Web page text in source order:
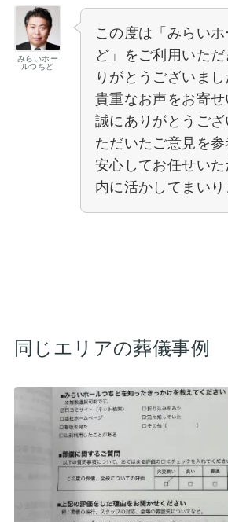
みらいホー
ルつちど
この度は「みらい
ど」をご利用いた
りがとうございまし
貴重なお声をお寄せ
誠にありがとうご
ただいたご意見を参
安心してお任せい
内に活かしてまいり
同じエリアの葬儀事例